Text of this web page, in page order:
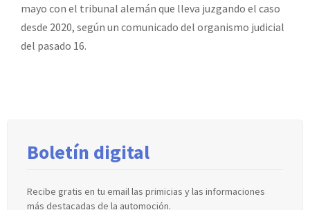
mayo con el tribunal alemán que lleva juzgando el caso
desde 2020, según un comunicado del organismo judicial
del pasado 16.
Boletín digital
Recibe gratis en tu email las primicias y las informaciones
más destacadas de la automoción.